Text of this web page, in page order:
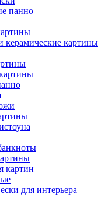
панно
керамические картины
картин
для интерьера